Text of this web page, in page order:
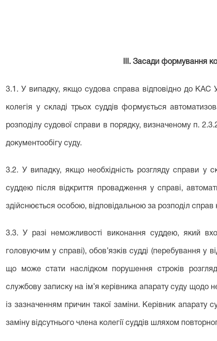
ІІІ. Засади формування
3.1. У випадку, якщо судова справа відповідно до КАС
колегія у складі трьох суддів формується
розподілу судової справи в порядку, визначеному п.
документообігу суду.
3.2. У випадку, якщо необхідність розгляду справи у
суддею після відкриття провадження у справі,
здійснюється особою, відповідальною за розподіл справ
3.3. У разі неможливості виконання суддею, який
головуючим у справі), обов’язків судді (перебування у
що може стати наслідком порушення строків
службову записку на ім’я керівника апарату суду щодо
із зазначенням причин такої заміни. Керівник
заміну відсутнього члена колегії суддів шляхом